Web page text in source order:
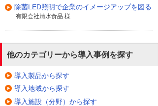
除菌LED照明で企業のイメージアップを図る
有限会社清水食品 様
他のカテゴリーから導入事例を探す
導入製品から探す
導入地域から探す
導入施設（分野）から探す